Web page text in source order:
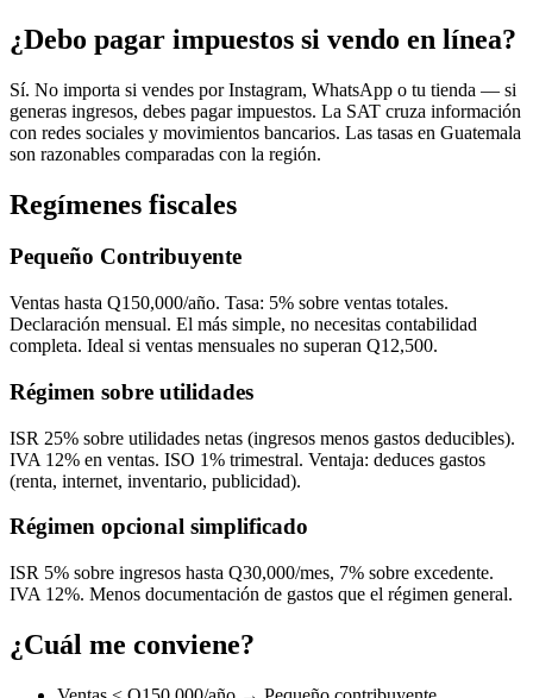
¿Debo pagar impuestos si vendo en línea?
Sí. No importa si vendes por Instagram, WhatsApp o tu tienda — si
generas ingresos, debes pagar impuestos. La SAT cruza información
con redes sociales y movimientos bancarios. Las tasas en Guatemala
son razonables comparadas con la región.
Regímenes fiscales
Pequeño Contribuyente
Ventas hasta Q150,000/año. Tasa: 5% sobre ventas totales.
Declaración mensual. El más simple, no necesitas contabilidad
completa. Ideal si ventas mensuales no superan Q12,500.
Régimen sobre utilidades
ISR 25% sobre utilidades netas (ingresos menos gastos deducibles).
IVA 12% en ventas. ISO 1% trimestral. Ventaja: deduces gastos
(renta, internet, inventario, publicidad).
Régimen opcional simplificado
ISR 5% sobre ingresos hasta Q30,000/mes, 7% sobre excedente.
IVA 12%. Menos documentación de gastos que el régimen general.
¿Cuál me conviene?